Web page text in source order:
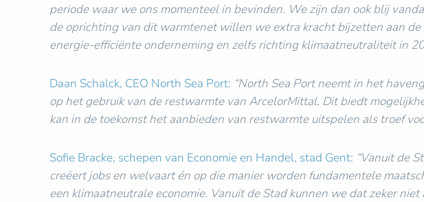
periode waar we ons momenteel in bevinden. We zijn dan ook blij
de oprichting van dit warmtenet willen we extra kracht bijzetten aan
energie-efficiënte onderneming en zelfs richting klimaatneutraliteit in
Daan Schalck, CEO North Sea Port: “North Sea Port neemt in het
op het gebruik van de restwarmte van ArcelorMittal. Dit biedt
kan in de toekomst het aanbieden van restwarmte uitspelen als troef
Sofie Bracke, schepen van Economie en Handel, stad Gent: “Vanuit de
creëert jobs en welvaart én op die manier worden fundamentele
een klimaatneutrale economie. Vanuit de Stad kunnen we dat zeker